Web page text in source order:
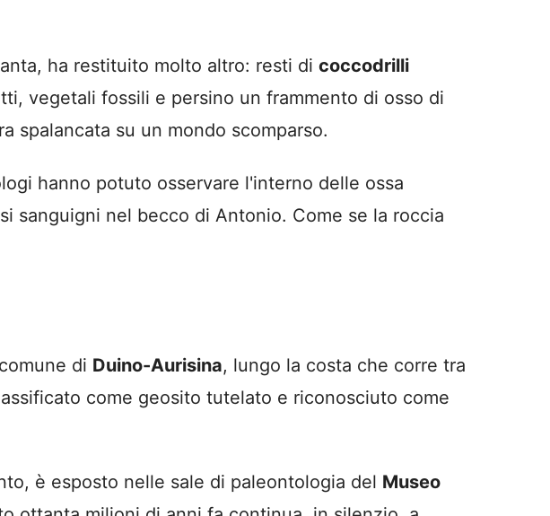
ha restituito molto altro: resti di coccodrilli
vegetali fossili e persino un frammento di osso di
spalancata su un mondo scomparso.
hanno potuto osservare l'interno delle ossa
sanguigni nel becco di Antonio. Come se la roccia
di Duino-Aurisina, lungo la costa che corre tra
come geosito tutelato e riconosciuto come
è esposto nelle sale di paleontologia del Museo